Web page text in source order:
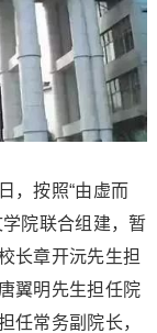
，按照“由虚而
院联合组建，暂
长章开沅先生担
翼明先生担任院
任常务副院长，